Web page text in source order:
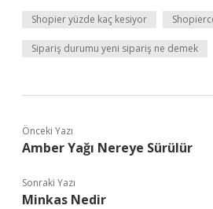
Shopier yüzde kaç kesiyor
Sipariş durumu yeni sipariş ne demek
Önceki Yazı
Amber Yağı Nereye Sürülür
Sonraki Yazı
Minkas Nedir